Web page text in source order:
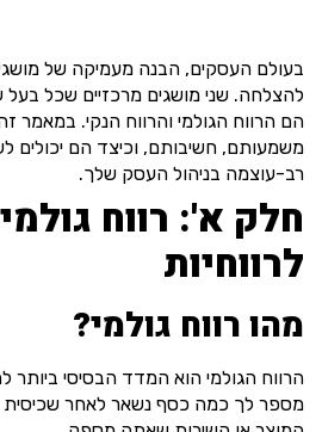
בעולם העסקים, הבנה מעמיקה של
להצלחה. שני מושגים מרכזיים שכל בעל
הם הרווח הגולמי והרווח הנקי. במאמר
משמעותם, חשיבותם, וכיצד הם יכולים
רב-עוצמה בניהול העסק שלך.
חלק א': רווח
לרווחיות
מהו רווח גולמי?
הרווח הגולמי הוא המדד הבסיסי ביותר
מספר לך כמה כסף נשאר לאחר שכיסית